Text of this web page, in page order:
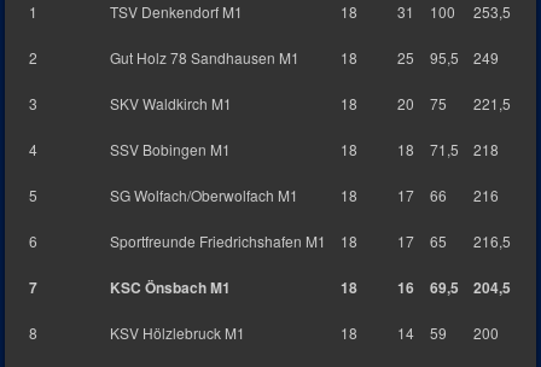
1 TSV Denkendorf M1 18 31 100 253,5
2 Gut Holz 78 Sandhausen M1 18 25 95,5 249
3 SKV Waldkirch M1 18 20 75 221,5
4 SSV Bobingen M1 18 18 71,5 218
5 SG Wolfach/Oberwolfach M1 18 17 66 216
6 Sportfreunde Friedrichshafen M1 18 17 65 216,5
7 KSC Önsbach M1 18 16 69,5 204,5
8 KSV Hölzlebruck M1 18 14 59 200